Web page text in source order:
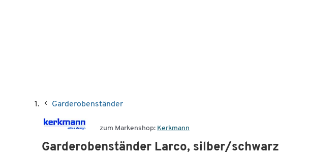
Garderobenständer
zum Markenshop: Kerkmann
Garderobenständer Larco, silber/schwarz